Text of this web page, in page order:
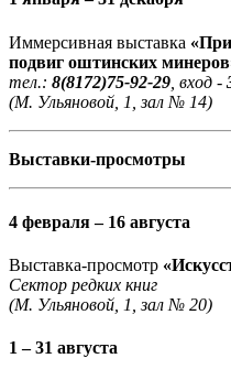
Иммерсивная выставка
подвиг оштинских минеров
тел.: 8(8172)75-92-29 , вход -
(М. Ульяновой, 1, зал № 14)
Выставки-просмотры
4 февраля – 16 августа
Выставка-просмотр
Сектор редких книг
(М. Ульяновой, 1, зал № 20)
1 – 31 августа